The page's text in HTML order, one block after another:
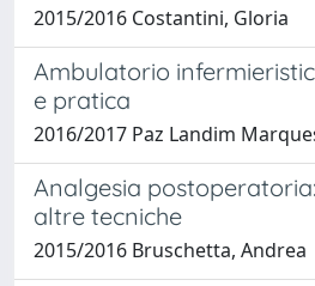
2015/2016 Costantini, Gloria
Ambulatorio
e pratica
2016/2017 Paz Landim
Analgesia
altre tecniche
2015/2016 Bruschetta, Andrea